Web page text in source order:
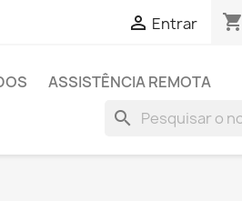
 Entrar shopping_cart
ASSISTÊNCIA REMOTA
search